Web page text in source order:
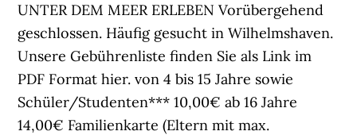
UNTER DEM MEER ERLEBEN Vorübergehend
geschlossen. Häufig gesucht in Wilhelmshaven.
Unsere Gebührenliste finden Sie als Link im
PDF Format hier. von 4 bis 15 Jahre sowie
Schüler/Studenten*** 10,00€ ab 16 Jahre
14,00€ Familienkarte (Eltern mit max.